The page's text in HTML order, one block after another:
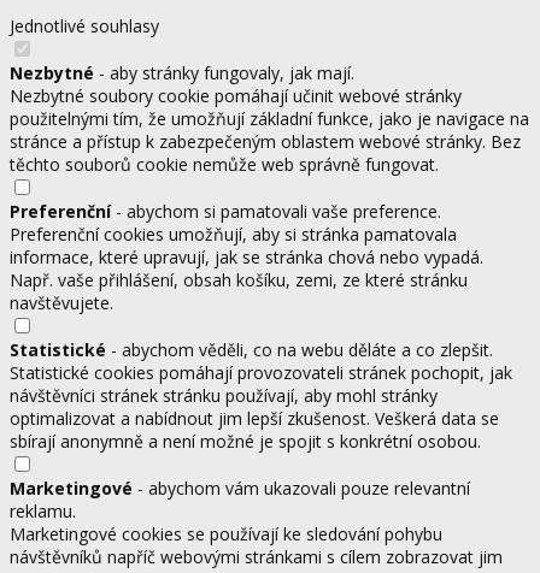
Jednotlivé souhlasy
Nezbytné - aby stránky fungovaly, jak mají.
Nezbytné soubory cookie pomáhají učinit webové stránky
použitelnými tím, že umožňují základní funkce, jako je navigace na
stránce a přístup k zabezpečeným oblastem webové stránky. Bez
těchto souborů cookie nemůže web správně fungovat.
Preferenční- abychom si pamatovali vaše preference.
Preferenční cookies umožňují, aby si stránka pamatovala
informace, které upravují, jak se stránka chová nebo vypadá.
Např. vaše přihlášení, obsah košíku, zemi, ze které stránku
navštěvujete.
Statistické - abychom věděli, co na webu děláte a co zlepšit.
Statistické cookies pomáhají provozovateli stránek pochopit, jak
návštěvníci stránek stránku používají, aby mohl stránky
optimalizovat a nabídnout jim lepší zkušenost. Veškerá data se
sbírají anonymně a není možné je spojit s konkrétní osobou.
Marketingové - abychom vám ukazovali pouze relevantní
reklamu.
Marketingové cookies se používají ke sledování pohybu
návštěvníků napříč webovými stránkami s cílem zobrazovat jim